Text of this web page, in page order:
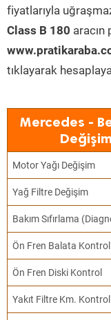
fiyatlarıyla
Class B 180 aracın
tıklayarak
Mercedes -
Motor Yağı Değişim
Yağ Filtre Değişim
Bakım Sıfırlama
Ön Fren Balata Kontrol
Ön Fren Diski Kontrol
Yakıt Filtre Km. Kontrol